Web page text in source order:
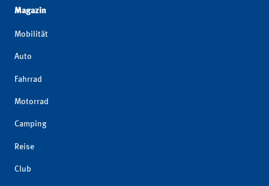
Magazin
Mobilität
Auto
Fahrrad
Motorrad
Camping
Reise
Club